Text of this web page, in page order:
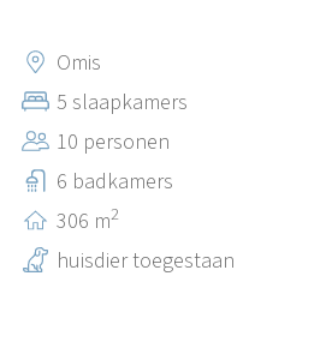
uitstapjes: Makarska (40 min.),
(1 uur), Zadar (2 uur), de Krka-
de Plitvicemeren, die allemaal
dagtrip liggen, zodat u ze
u in onze villa verblijft.
Omis
5 slaapkamers
10 personen
6 badkamers
306 m2
huisdier toegestaan